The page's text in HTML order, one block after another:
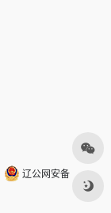
辽公网安备